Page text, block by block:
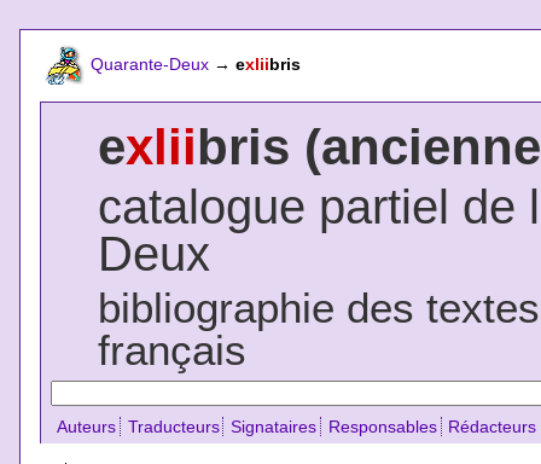
Quarante-Deux → exliibris
exliibris
catalogue partiel de
Deux
bibliographie des
français
Auteurs Traducteurs Signataires Responsables Rédacteurs